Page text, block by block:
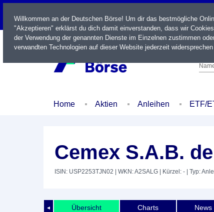
LIVE
Home Aktien Anleihen ETF/
Cemex S.A.B.
ISIN: USP2253TJN02 | WKN: A2SALG | Kürzel: - | Typ:
◄ Übersicht Charts News
Willkommen an der Deutschen Börse! Um dir das bestmögliche
"Akzeptieren" erklärst du dich damit einverstanden, dass wir
der Verwendung der genannten Dienste im Einzelnen zustimmen
verwandten Technologien auf dieser Website jederzeit